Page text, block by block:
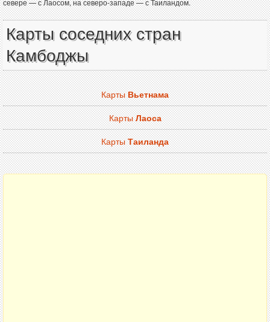
севере — с Лаосом, на северо-западе — с Таиландом.
Карты соседних стран
Камбоджы
КартыВьетнама
КартыЛаоса
КартыТаиланда